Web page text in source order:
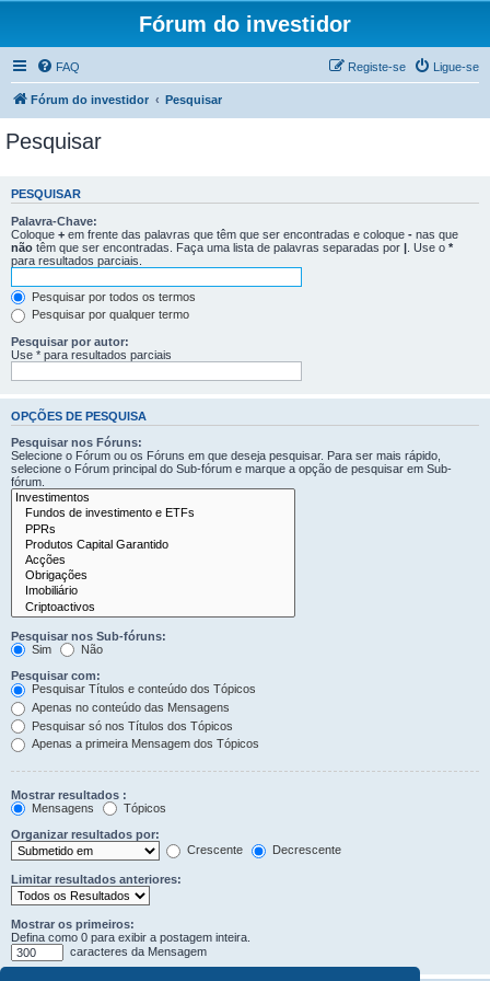
Fórum do investidor
FAQ Ligue-se
Registe-se
Fórum do investidor Pesquisar
Pesquisar
PESQUISAR
Palavra-Chave:
Coloque + em frente das palavras que têm que ser encontradas e coloque - nas que
não têm que ser encontradas. Faça uma lista de palavras separadas por | . Use o *
para resultados parciais.
Pesquisar por todos os termos
Pesquisar por qualquer termo
Pesquisar por autor:
Use * para resultados parciais
OPÇÕES DE PESQUISA
Pesquisar nos Fóruns:
Selecione o Fórum ou os Fóruns em que deseja pesquisar. Para ser mais rápido,
selecione o Fórum principal do Sub-fórum e marque a opção de pesquisar em Sub-
fórum.
Pesquisar nos Sub-fóruns:
Sim
Não
Pesquisar com:
Pesquisar Títulos e conteúdo dos Tópicos
Apenas no conteúdo das Mensagens
Pesquisar só nos Títulos dos Tópicos
Apenas a primeira Mensagem dos Tópicos
Mostrar resultados :
Mensagens
Tópicos
Organizar resultados por:
Crescente
Decrescente
Limitar resultados anteriores:
Mostrar os primeiros:
Defina como 0 para exibir a postagem inteira.
caracteres da Mensagem